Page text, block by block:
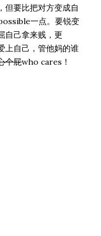
但要比把对方变成自
一点。要锐变
自己拿来贱，更
上自己，管他妈的谁
个屁who cares！